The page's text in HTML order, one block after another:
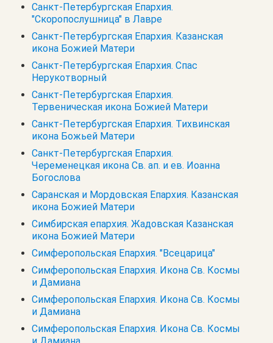
Санкт-Петербургская Епархия.
"Скоропослушница" в Лавре
Санкт-Петербургская Епархия. Казанская
икона Божией Матери
Санкт-Петербургская Епархия. Спас
Нерукотворный
Санкт-Петербургская Епархия.
Тервеническая икона Божией Матери
Санкт-Петербургская Епархия. Тихвинская
икона Божьей Матери
Санкт-Петербургская Епархия.
Череменецкая икона Св. ап. и ев. Иоанна
Богослова
Саранская и Мордовская Епархия. Казанская
икона Божией Матери
Симбирская епархия. Жадовская Казанская
икона Божией Матери
Симферопольская Епархия. "Всецарица"
Симферопольская Епархия. Икона Св. Космы
и Дамиана
Симферопольская Епархия. Икона Св. Космы
и Дамиана
Симферопольская Епархия. Икона Св. Космы